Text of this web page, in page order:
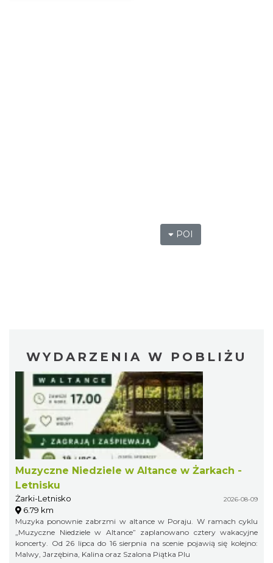
POI
WYDARZENIA W POBLIŻU
Muzyczne Niedziele w Altance w Żarkach -
Letnisku
Żarki-Letnisko 2026-08-09
6.79 km
Muzyka ponownie zabrzmi w altance w Poraju. W ramach cyklu
„Muzyczne Niedziele w Altance” zaplanowano cztery wakacyjne
koncerty. Od 26 lipca do 16 sierpnia na scenie pojawią się kolejno:
Malwy, Jarzębina, Kalina oraz Szalona Piątka Plu